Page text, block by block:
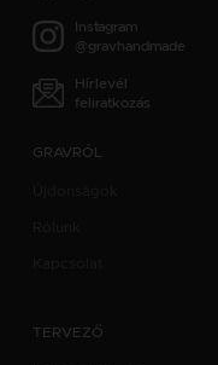
Instagram
@gravhandmade
Hírlevél
feliratkozás
GRAVRÓL
TERVEZŐ